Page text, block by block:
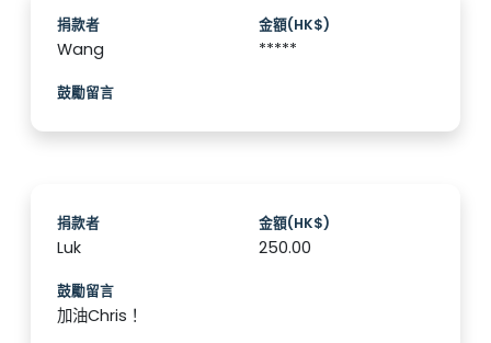
捐款者
Wang
金額(HK$)
*****
鼓勵留言
捐款者
Luk
金額(HK$)
250.00
鼓勵留言
加油Chris！